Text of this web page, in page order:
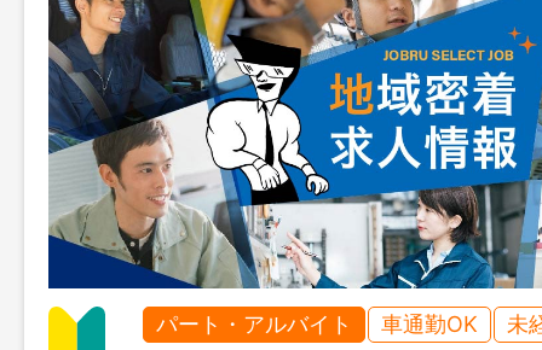
パート・アルバイト 車通勤OK 未